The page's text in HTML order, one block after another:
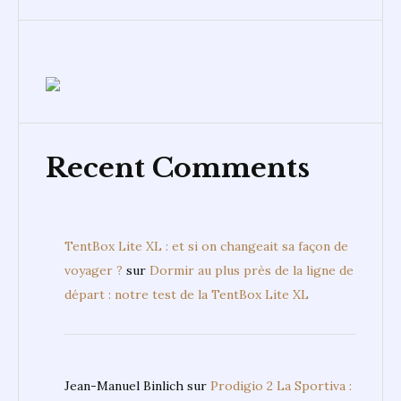
Recent Comments
TentBox Lite XL : et si on changeait sa façon de
voyager ? sur Dormir au plus près de la ligne de
départ : notre test de la TentBox Lite XL
Jean-Manuel Binlich sur Prodigio 2 La Sportiva :